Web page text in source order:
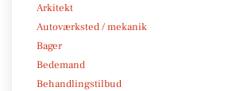
Arkitekt
Autoværksted / mekanik
Bager
Bedemand
Behandlingstilbud